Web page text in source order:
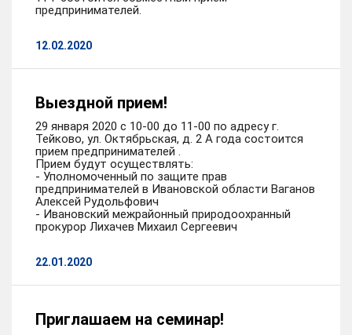
предпринимателей.
12.02.2020
Выездной прием!
29 января 2020 с 10-00 до 11-00 по адресу г.
Тейково, ул. Октябрьская, д. 2 А года состоится
прием предпринимателей .
Прием будут осуществлять:
- Уполномоченный по защите прав
предпринимателей в Ивановской области Ваганов
Алексей Рудольфович
- Ивановский межрайонный природоохранный
прокурор Лихачев Михаил Сергеевич
22.01.2020
Приглашаем на семинар!